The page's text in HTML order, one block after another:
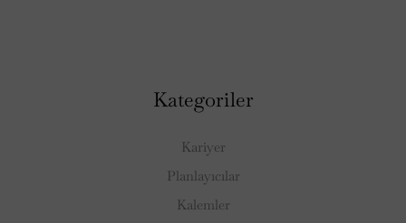
Kategoriler
Kariyer
Planlayıcılar
Kalemler